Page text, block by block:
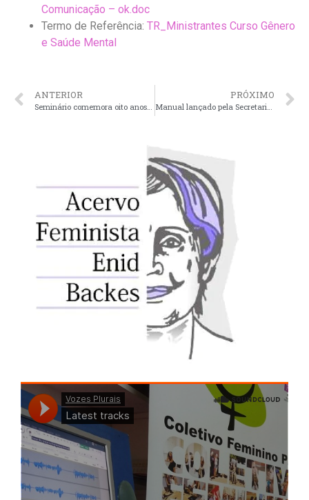
Comunicação – ok.doc
Termo de Referência: TR_Ministrantes Curso Gênero
e Saúde Mental
ANTERIOR PRÓXIMO